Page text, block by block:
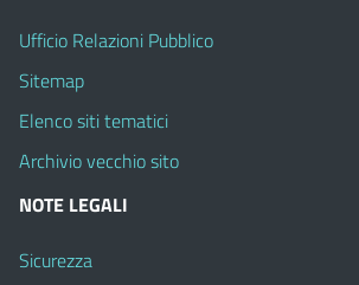
Ufficio Relazioni Pubblico
Sitemap
Elenco siti tematici
Archivio vecchio sito
NOTE LEGALI
Sicurezza